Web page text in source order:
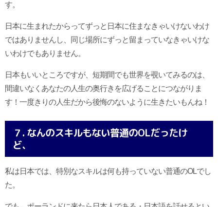
す。
日本に生まれたからってずっと日本に住まなきゃいけないわけ
ではありませんし、同じ場所にずっと留まっていなきゃいけな
いわけでもありません。
日本もいいところですが、短期間でも世界を覗いてみるのは、
間違いなくあなたの人生の奥行きを広げることにつながりま
す！一度きりの人生だから後悔のないように生きたいもんね！
７. なんのスキルもない普通のOLだったけ
ど、
私は日本では、特別なスキルは何も持っていない普通のOLでし
た。